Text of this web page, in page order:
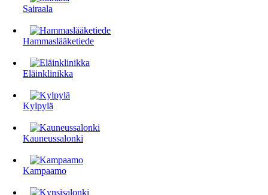
Sairaala
Hammaslääketiede
Eläinklinikka
Kylpylä
Kauneussalonki
Kampaamo